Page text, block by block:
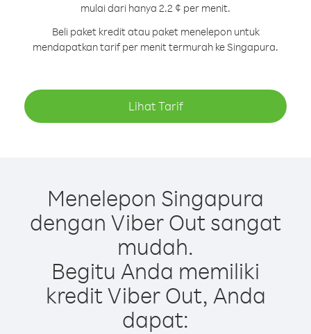
mulai dari hanya 2.2 ¢ per menit.
Beli paket kredit atau paket menelepon untuk
mendapatkan tarif per menit termurah ke Singapura.
Lihat Tarif
Menelepon Singapura
dengan Viber Out sangat
mudah.
Begitu Anda memiliki
kredit Viber Out, Anda
dapat: